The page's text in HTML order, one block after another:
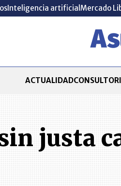
Inteligencia artificial Mercado
ACTUALIDAD
justa